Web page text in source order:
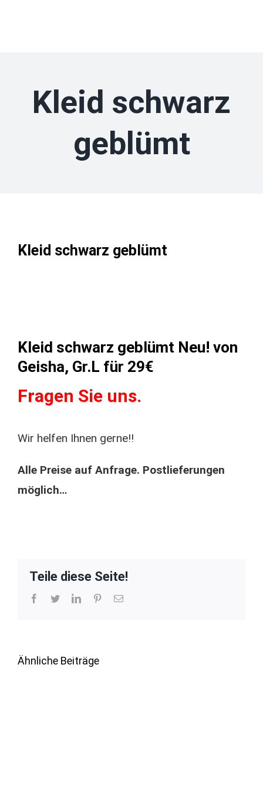
Kleid schwarz
geblümt
Kleid schwarz geblümt
Kleid schwarz geblümt Neu! von
Geisha, Gr.L für 29€
Fragen Sie uns.
Wir helfen Ihnen gerne!!
Alle Preise auf Anfrage. Postlieferungen
möglich…
Teile diese Seite!
Facebook
TwitterLinkedInPinterest
E-
Ähnliche Beiträge